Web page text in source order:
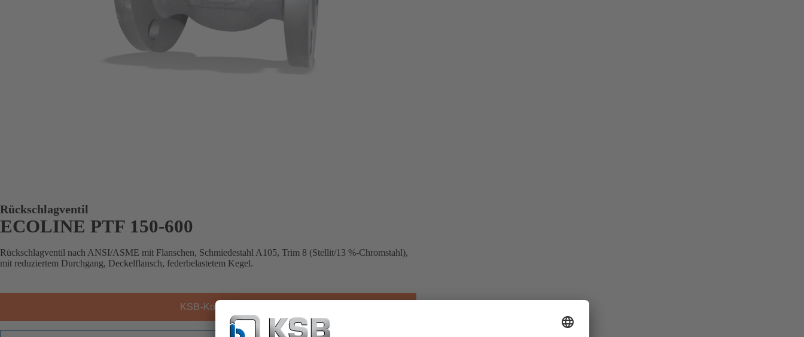
Rückschlagventil
ECOLINE PTF 150-600
Rückschlagventil nach ANSI/ASME mit Flanschen, Schmiedestahl A105, Trim 8 (Stellit/13 %-Chromstahl),
mit reduziertem Durchgang, Deckelflansch, federbelastetem Kegel.
KSB-Kontakt